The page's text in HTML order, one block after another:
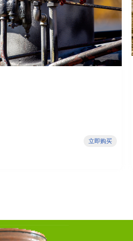
立即购买